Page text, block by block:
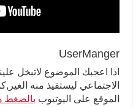
UserManger
اذا اعجبك الموضوع لاتبخل
الاجتماعي ليستفيذ منه
الموقع على اليوتيوب بالضغط